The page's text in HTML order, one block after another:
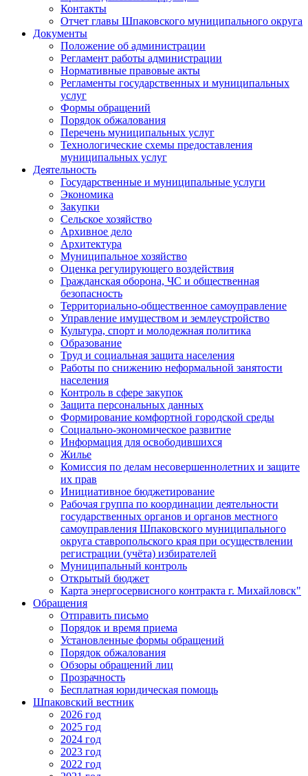
Контакты
Отчет главы Шпаковского муниципального округа
Документы
Положение об администрации
Регламент работы администрации
Нормативные правовые акты
Регламенты государственных и муниципальных
услуг
Формы обращений
Порядок обжалования
Перечень муниципальных услуг
Технологические схемы предоставления
муниципальных услуг
Деятельность
Государственные и муниципальные услуги
Экономика
Закупки
Сельское хозяйство
Архивное дело
Архитектура
Муниципальное хозяйство
Оценка регулирующего воздействия
Гражданская оборона, ЧС и общественная
безопасность
Территориально-общественное самоуправление
Управление имуществом и землеустройство
Культура, спорт и молодежная политика
Образование
Труд и социальная защита населения
Работы по снижению неформальной занятости
населения
Контроль в сфере закупок
Защита персональных данных
Формирование комфортной городской среды
Социально-экономическое развитие
Информация для освободившихся
Жилье
Комиссия по делам несовершеннолетних и защите
их прав
Инициативное бюджетирование
Рабочая группа по координации деятельности
государственных органов и органов местного
самоуправления Шпаковского муниципального
округа ставропольского края при осуществлении
регистрации (учёта) избирателей
Муниципальный контроль
Открытый бюджет
Карта энергосервисного контракта г. Михайловск"
Обращения
Отправить письмо
Порядок и время приема
Установленные формы обращений
Порядок обжалования
Обзоры обращений лиц
Прозрачность
Бесплатная юридическая помощь
Шпаковский вестник
2026 год
2025 год
2024 год
2023 год
2022 год